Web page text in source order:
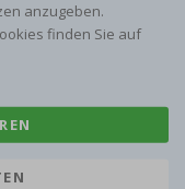
anzugeben.
finden Sie auf